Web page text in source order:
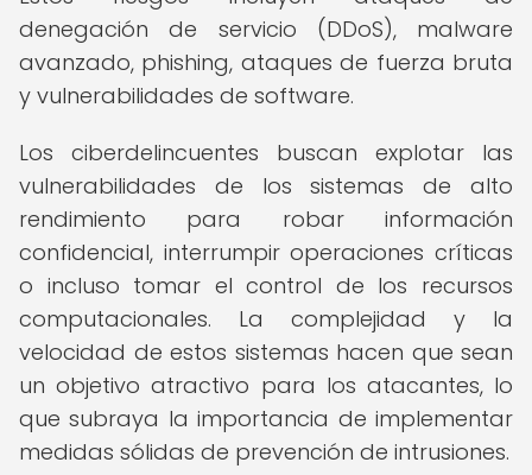
denegación de servicio (DDoS), malware
avanzado, phishing, ataques de fuerza bruta
y vulnerabilidades de software.
Los ciberdelincuentes buscan explotar las
vulnerabilidades de los sistemas de alto
rendimiento para robar información
confidencial, interrumpir operaciones críticas
o incluso tomar el control de los recursos
computacionales. La complejidad y la
velocidad de estos sistemas hacen que sean
un objetivo atractivo para los atacantes, lo
que subraya la importancia de implementar
medidas sólidas de prevención de intrusiones.